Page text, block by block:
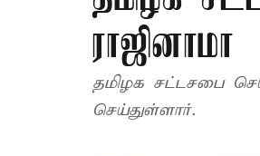
ராஜினாமா
தமிழக சட்டசபை
செய்துள்ளார்.